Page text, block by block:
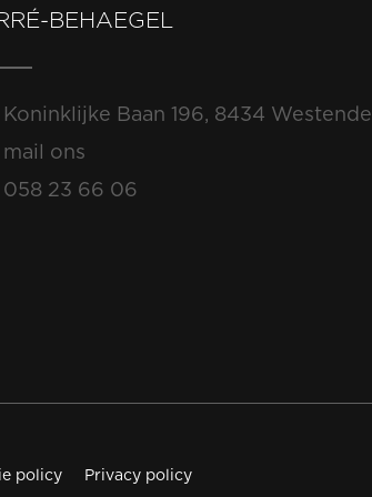
BEHAEGEL
Koninklijke Baan 196, 8434 Westende
mail ons
058 23 66 06
policy Privacy policy